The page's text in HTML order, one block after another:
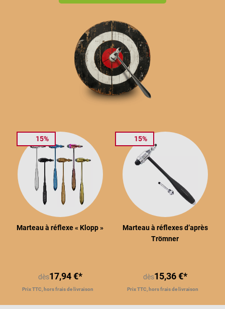
15%
Marteau à réflexe « Klopp »
dès17,94 €*
Prix TTC, hors frais de livraison
15%
Marteau à réflexes d’après
Trömner
dès15,36 €*
Prix TTC, hors frais de livraison